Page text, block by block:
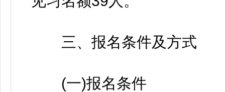
三、报名条件及方式
(一)报名条件